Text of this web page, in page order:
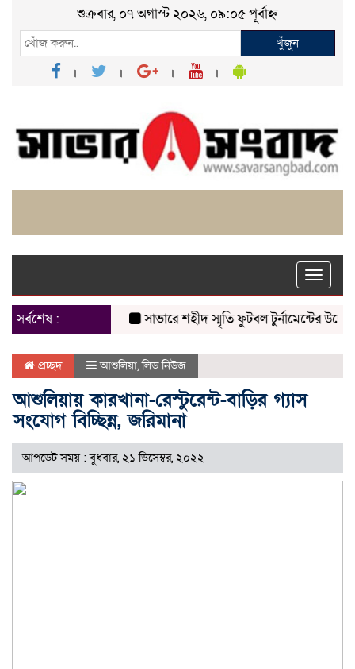
শুক্রবার, ০৭ অগাস্ট ২০২৬, ০৯:০৫ পূর্বাহ্ন
খুঁজুন
Toggle
সর্বশেষ :
সাভারে শহীদ স্মৃতি ফুটবল টুর্নামেন্টের উদ্বোধন
প্রচ্ছদ আশুলিয়া,লিড নিউজ
আশুলিয়ায় কারখানা-রেস্টুরেন্ট-বাড়ির গ্যাস
সংযোগ বিচ্ছিন্ন, জরিমানা
আপডেট সময় : বুধবার, ২১ ডিসেম্বর, ২০২২